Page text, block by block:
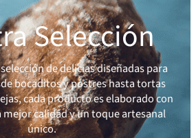
Selección
de delicias diseñadas para
bocaditos y postres hasta tortas
cada producto es elaborado con
calidad y un toque artesanal
único.